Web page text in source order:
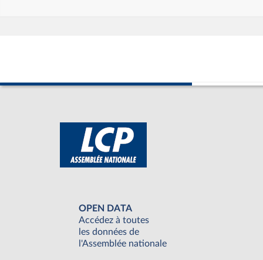
OPEN DATA
Accédez à toutes
les données de
l'Assemblée nationale